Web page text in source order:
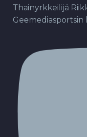
Thainyrkkeilijä
Geemediasportsin